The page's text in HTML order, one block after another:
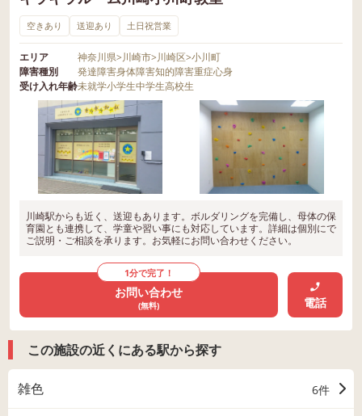
空きあり 送迎あり 土日祝営業
エリア 神奈川県>川崎市>川崎区>小川町
障害種別
発達障害身体障害知的障害重症心身
受け入れ年齢未就学小学生中学生高校生
川崎駅からも近く、送迎もあります。ボルダリングを完備し、母体の保
育園とも連携して、学童や習い事にも対応しています。詳細は個別にで
ご説明・ご相談を承ります。お気軽にお問い合わせください。
1分で完了！
お問い合わせ
(無料) 電話
この施設の近くにある駅から探す
雑色 6件